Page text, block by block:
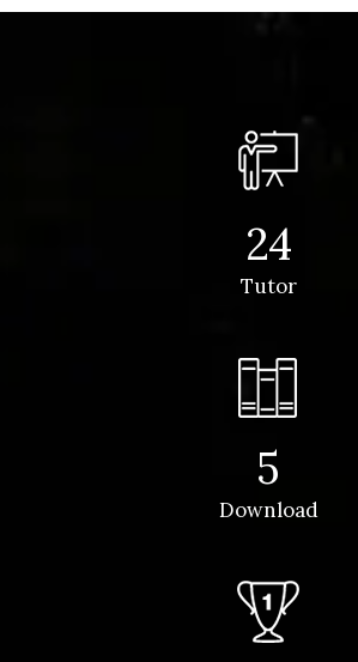
24
Tutor
5
Download